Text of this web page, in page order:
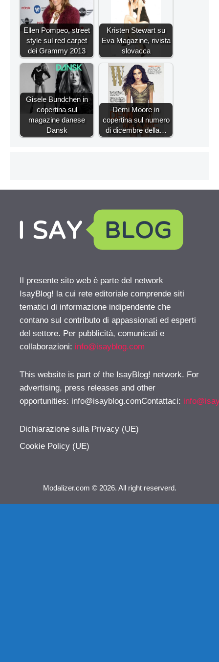
Ellen Pompeo, street
style sul red carpet
dei Grammy 2013
Kristen Stewart su
Eva Magazine, rivista
slovacca
Gisele Bundchen in
copertina sul
magazine danese
Dansk
Demi Moore in
copertina sul numero
di dicembre della…
Il presente sito web è parte del network
IsayBlog! la cui rete editoriale comprende siti
tematici di informazione indipendente che
contano sul contributo di appassionati ed esperti
del settore. Per pubblicità, comunicati e
collaborazioni: info@isayblog.com
This website is part of the IsayBlog! network. For
advertising, press releases and other
opportunities: info@isayblog.comContattaci:
Dichiarazione sulla Privacy (UE)
Cookie Policy (UE)
Modalizer.com © 2026. All right reserverd.